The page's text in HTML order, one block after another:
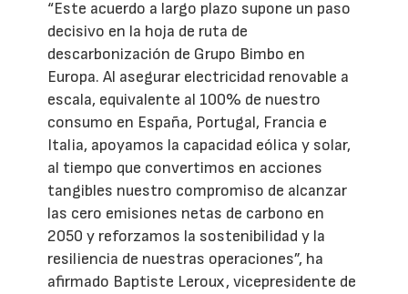
“Este acuerdo a largo plazo supone un paso
decisivo en la hoja de ruta de
descarbonización de Grupo Bimbo en
Europa. Al asegurar electricidad renovable a
escala, equivalente al 100% de nuestro
consumo en España, Portugal, Francia e
Italia, apoyamos la capacidad eólica y solar,
al tiempo que convertimos en acciones
tangibles nuestro compromiso de alcanzar
las cero emisiones netas de carbono en
2050 y reforzamos la sostenibilidad y la
resiliencia de nuestras operaciones”, ha
afirmado Baptiste Leroux, vicepresidente de